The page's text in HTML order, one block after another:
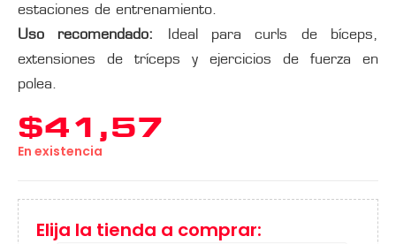
estaciones de entrenamiento.
Uso recomendado:
Ideal para curls de bíceps,
extensiones de tríceps y ejercicios de fuerza en
polea.
$41,57
En existencia
Elija la tienda a comprar: